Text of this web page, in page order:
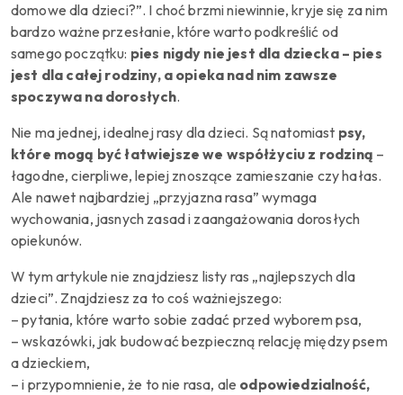
domowe dla dzieci?”. I choć brzmi niewinnie, kryje się za nim
bardzo ważne przesłanie, które warto podkreślić od
samego początku: pies nigdy nie jest dla dziecka – pies
jest dla całej rodziny, a opieka nad nim zawsze
spoczywa na dorosłych.
Nie ma jednej, idealnej rasy dla dzieci. Są natomiast psy,
które mogą być łatwiejsze we współżyciu z rodziną –
łagodne, cierpliwe, lepiej znoszące zamieszanie czy hałas.
Ale nawet najbardziej „przyjazna rasa” wymaga
wychowania, jasnych zasad i zaangażowania dorosłych
opiekunów.
W tym artykule nie znajdziesz listy ras „najlepszych dla
dzieci”. Znajdziesz za to coś ważniejszego:
– pytania, które warto sobie zadać przed wyborem psa,
– wskazówki, jak budować bezpieczną relację między psem
a dzieckiem,
– i przypomnienie, że to nie rasa, ale odpowiedzialność,